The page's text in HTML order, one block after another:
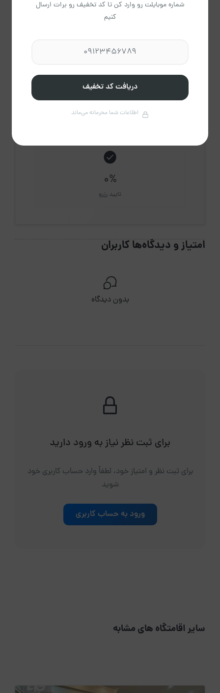
اقامتگاه فعال
0 دقیقه
0%
تایید رزرو
امتیاز و دیدگاه‌ها کاربران
بدون دیدگاه
برای ثبت نظر نیاز به ورود دارید
برای ثبت نظر و امتیاز خود، لطفاً وارد حساب کاربری خود
شوید
ورود به حساب کاربری
سایر اقامتگاه های مشابه
شماره موبایلت رو وارد کن تا کد تخفیف رو برات ارسال
کنیم
دریافت کد تخفیف
اطلاعات شما محرمانه می‌ماند